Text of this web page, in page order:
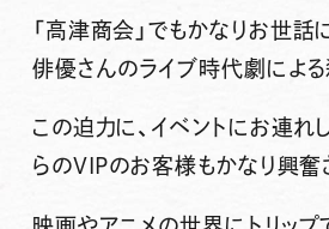
「高津商会」でもかなりお世話
俳優さんのライブ時代劇による
この迫力に、イベントにお連れ
らのVIPのお客様もかなり興奮